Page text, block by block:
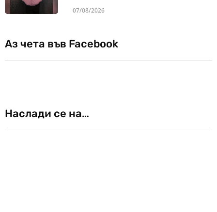
07/08/2026
Аз чета във Facebook
Наслади се на…